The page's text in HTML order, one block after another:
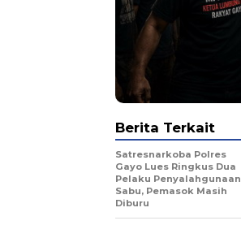
Berita Terkait
Satresnarkoba Polres
Gayo Lues Ringkus Dua
Pelaku Penyalahgunaan
Sabu, Pemasok Masih
Diburu